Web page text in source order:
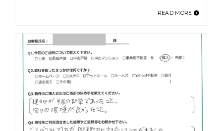
READ MORE